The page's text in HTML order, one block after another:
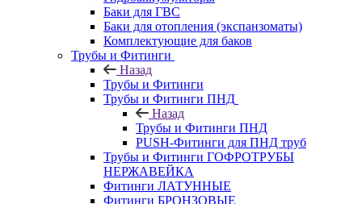
Баки для ГВС
Баки для отопления (экспанзоматы)
Комплектующие для баков
Трубы и Фитинги
Назад
Трубы и Фитинги
Трубы и Фитинги ПНД
Назад
Трубы и Фитинги ПНД
PUSH-Фитинги для ПНД труб
Трубы и Фитинги ГОФРОТРУБЫ
НЕРЖАВЕЙКА
Фитинги ЛАТУННЫЕ
Фитинги БРОНЗОВЫЕ